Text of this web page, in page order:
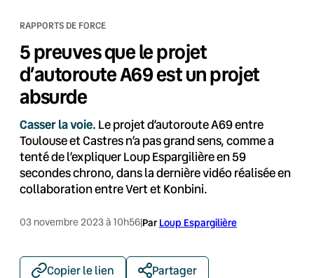
RAPPORTS DE FORCE
5 preuves que le projet
d’autoroute A69 est un projet
absurde
Casser la voie. Le projet d’autoroute A69 entre
Toulouse et Castres n’a pas grand sens, comme a
tenté de l’expliquer Loup Espargilière en 59
secondes chrono, dans la dernière vidéo réalisée en
collaboration entre Vert et Konbini.
03 novembre 2023 à 10h56|Par Loup Espargilière
Copier le lien Partager